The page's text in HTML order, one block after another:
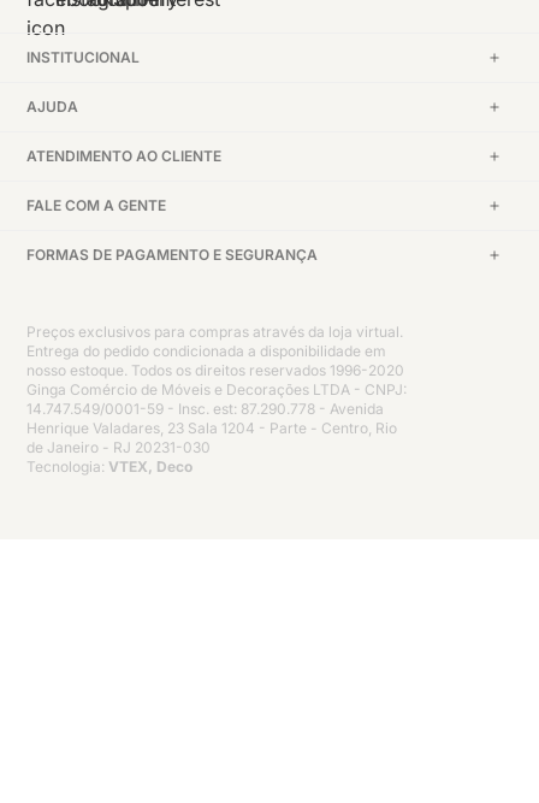
INSTITUCIONAL
AJUDA
ATENDIMENTO AO CLIENTE
FALE COM A GENTE
FORMAS DE PAGAMENTO E SEGURANÇA
Preços exclusivos para compras através da loja virtual.
Entrega do pedido condicionada a disponibilidade em
nosso estoque. Todos os direitos reservados 1996-2020
Ginga Comércio de Móveis e Decorações LTDA - CNPJ:
14.747.549/0001-59 - Insc. est: 87.290.778 - Avenida
Henrique Valadares, 23 Sala 1204 - Parte - Centro, Rio
de Janeiro - RJ 20231-030
Tecnologia: VTEX, Deco